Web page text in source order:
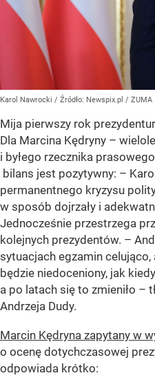
Karol Nawrocki / Źródło: Newspix.pl / ZUMA
Mija pierwszy rok
Dla Marcina Kędryny –
i byłego rzecznika
bilans jest pozytywny: –
permanentnego kryzysu
w sposób dojrzały i
Jednocześnie przestrzega
kolejnych prezydentów. –
sytuacjach egzamin
będzie niedoceniony, jak
a po latach się to zmieniło –
Andrzeja Dudy.
Marcin Kędryna zapytany w
o ocenę dotychczasowej
odpowiada krótko: